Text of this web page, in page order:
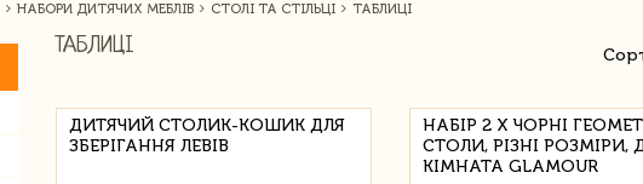
НАБОРИ ДИТЯЧИХ МЕБЛІВ СТОЛІ ТА СТІЛЬЦІ ТАБЛИЦІ
ТАБЛИЦІ
ДИТЯЧИЙ СТОЛИК-КОШИК ДЛЯ
ЗБЕРІГАННЯ ЛЕВІВ
НАБІР 2 Х ЧОРНІ
СТОЛИ, РІЗНІ РОЗМІРИ,
КІМНАТА GLAMOUR